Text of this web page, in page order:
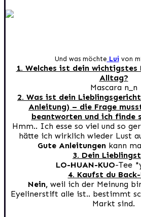
Und was möchte Lui von
1. Welches ist dein
Alltag?
Mascara n_n
2. Was ist dein
Anleitung) – die Frage
beantworten und ich finde
Hmm.. Ich esse so viel und so
hätte ich wirklich wieder Lust
Gute Anleitungen kann
3. Dein
LO-HUAN-KUO-Tee
4. Kaufst du
Nein, weil ich der Meinung
Eyelinerstift alle ist.. bestimmt
Markt sind.